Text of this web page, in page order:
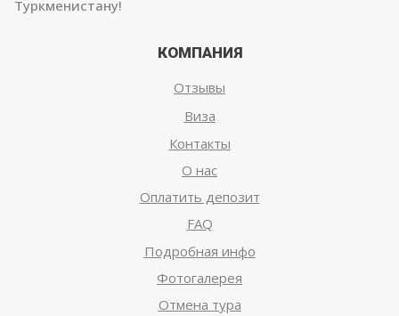
Туркменистану!
КОМПАНИЯ
Отзывы
Виза
Контакты
О нас
Оплатить депозит
FAQ
Подробная инфо
Фотогалерея
Отмена тура